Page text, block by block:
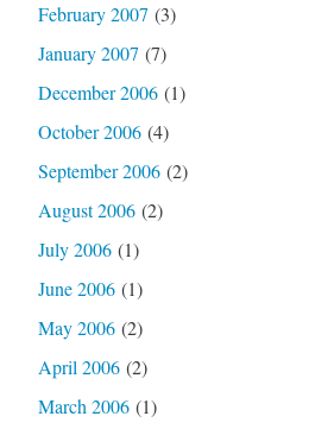
February 2007 (3)
January 2007 (7)
December 2006(1)
October 2006(4)
September 2006(2)
August 2006(2)
July 2006(1)
June 2006(1)
May 2006(2)
April 2006(2)
March 2006(1)